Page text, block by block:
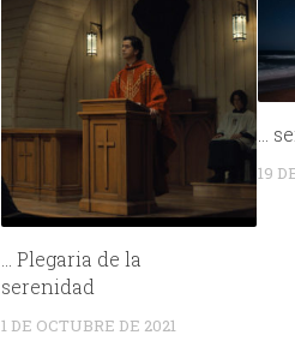
… Plegaria de la
serenidad
1 DE OCTUBRE DE 2021
…
19